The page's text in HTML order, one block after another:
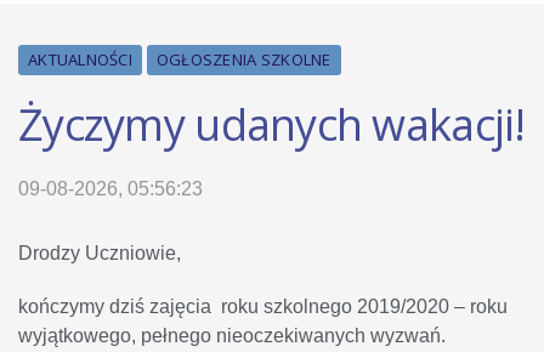
AKTUALNOŚCI OGŁOSZENIA SZKOLNE
Życzymy udanych wakacji!
09-08-2026, 05:56:23
Drodzy Uczniowie,
kończymy dziś zajęcia roku szkolnego 2019/2020 – roku
wyjątkowego, pełnego nieoczekiwanych wyzwań.